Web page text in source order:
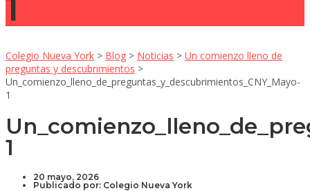
Colegio Nueva York > Blog > Noticias > Un comienzo lleno de
preguntas y descubrimientos >
Un_comienzo_lleno_de_preguntas_y_descubrimientos_CNY_Mayo-
1
1
20 mayo, 2026
Publicado por: Colegio Nueva York